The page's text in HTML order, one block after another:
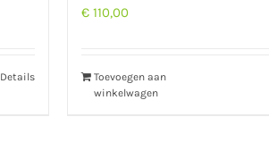
Details
€ 110,00
Toevoegen aan
winkelwagen